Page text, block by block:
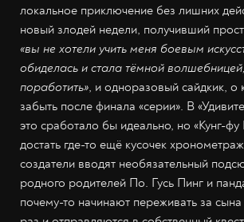
локальное приключение без лишних
новый злодей недели, получивший
«вы не хотели учить меня боевым
обиделась и стала тёмной
поработить», и одноразовый сайдкик,
забыть после финала «серии». В
это сработало бы идеально, но «Кунг-
достать где-то ещё кусочек
создатели вводят необязательный
родного родителей По. Гусь Пинг и
почему-то начинают переживать за